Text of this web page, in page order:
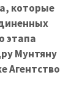
которые
этапа
Мунтяну
Агентство